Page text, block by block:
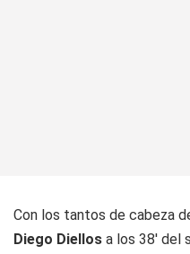
Con los tantos de cabeza
Diego Diellos a los 38' del